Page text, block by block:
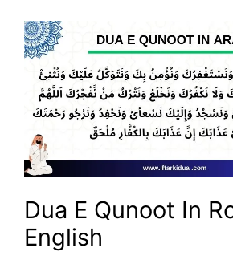
Dua E Qunoot In
English